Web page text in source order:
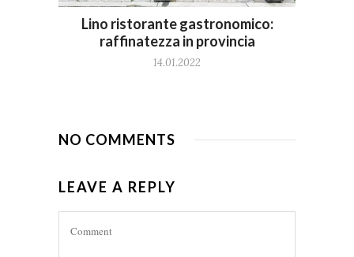
Lino ristorante gastronomico:
raffinatezza in provincia
14.01.2022
NO COMMENTS
LEAVE A REPLY